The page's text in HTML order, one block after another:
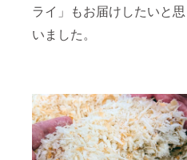
ライ」もお届けしたいと思
いました。